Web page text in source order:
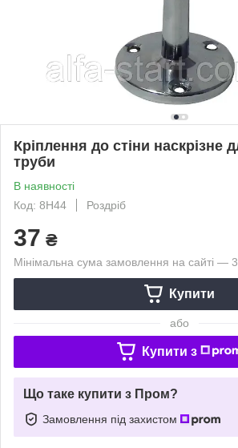
Кріплення до стіни наскрізне
труби
В наявності
Код: 8Н44
Роздріб
37 ₴
Мінімальна сума замовлення на сайті —
Купити
або
Купити з
Що таке купити з Пром?
Замовлення під захистом